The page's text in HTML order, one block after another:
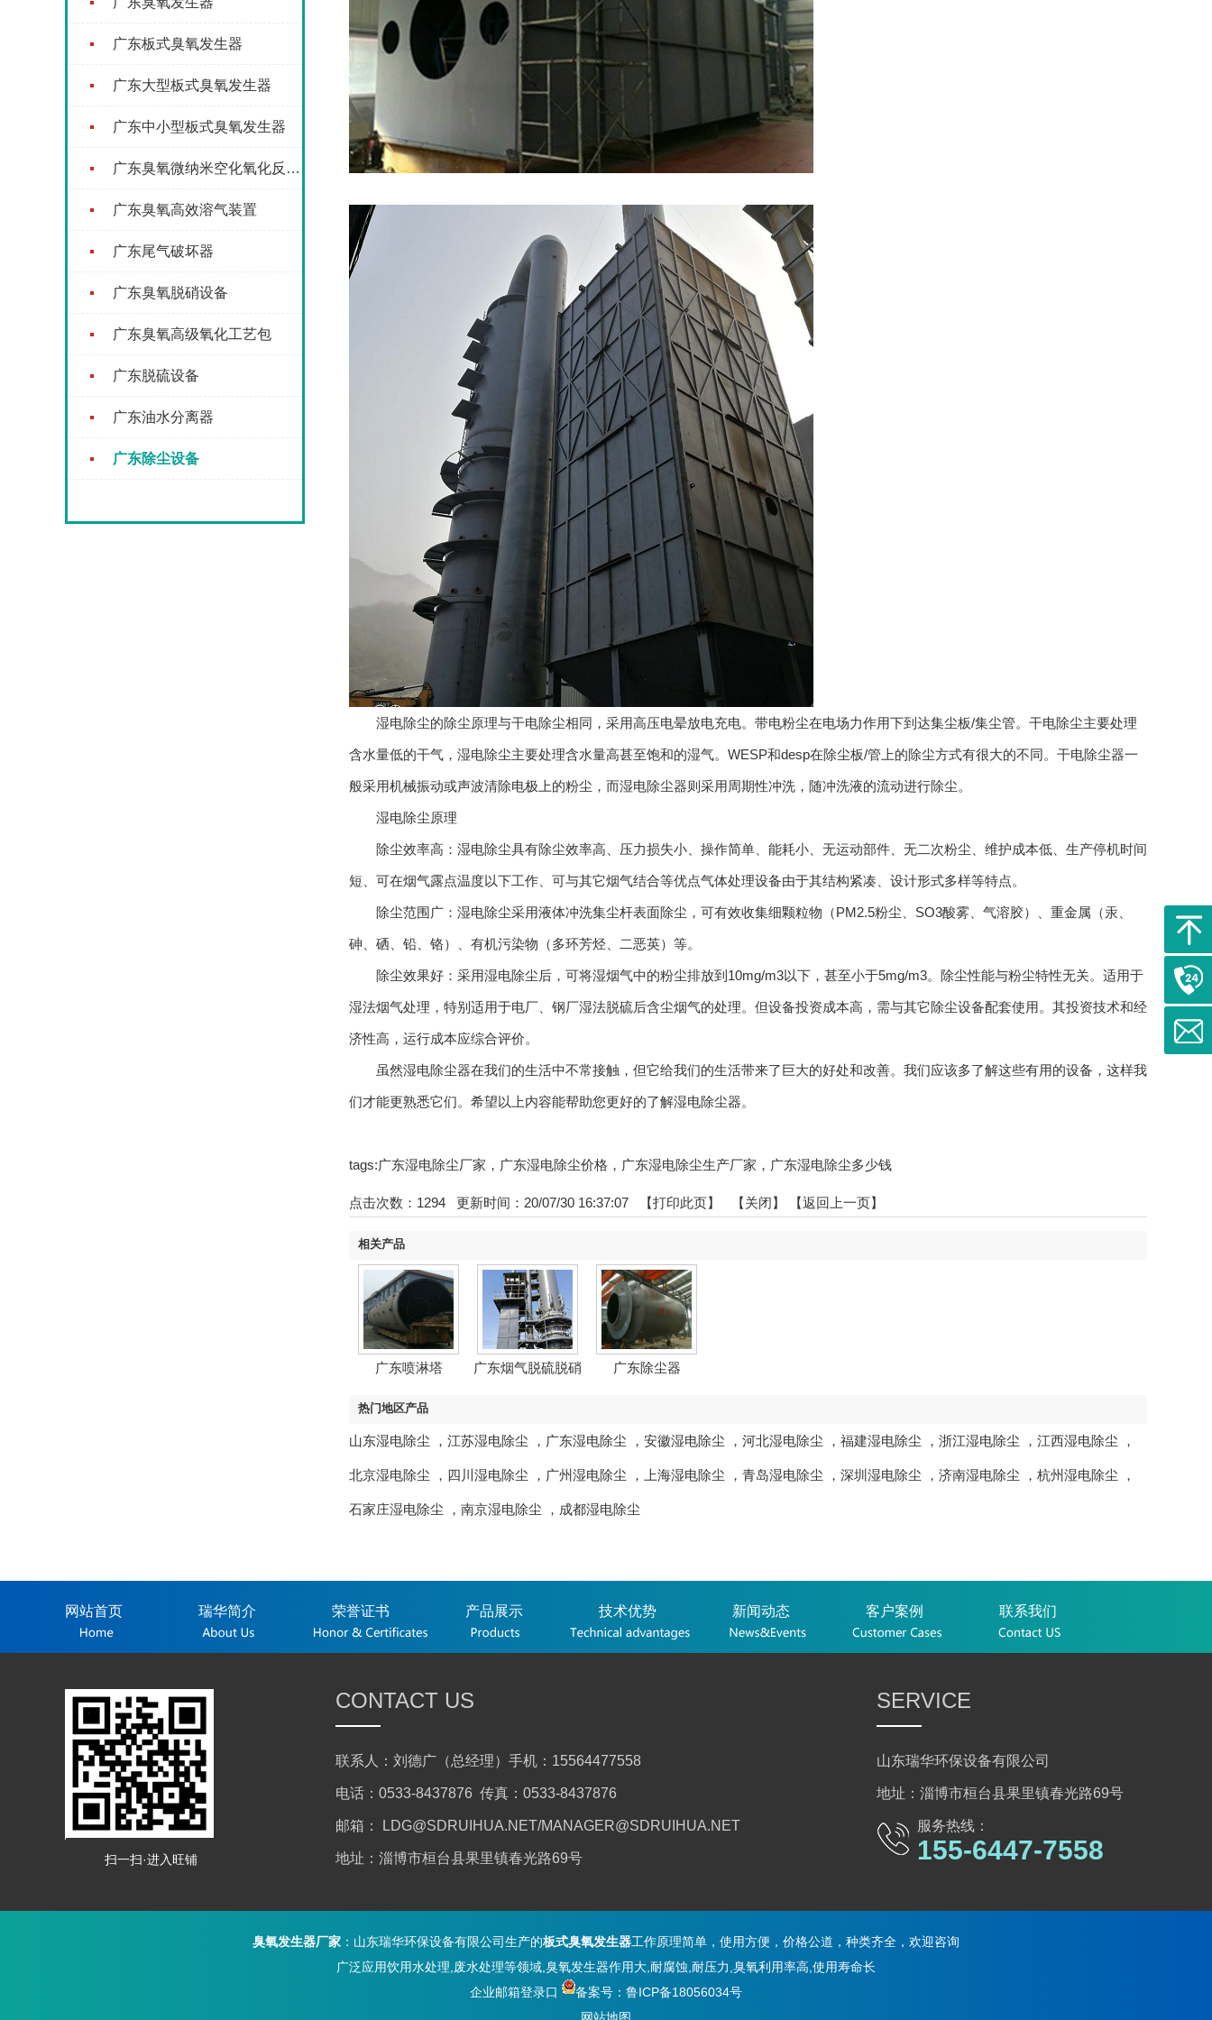
广东板式臭氧发生器
广东大型板式臭氧发生器
广东中小型板式臭氧发生器
广东臭氧微纳米空化氧化反应器
广东臭氧高效溶气装置
广东尾气破坏器
广东臭氧脱硝设备
广东臭氧高级氧化工艺包
广东脱硫设备
广东油水分离器
广东除尘设备
湿电除尘的除尘原理与干电除尘相同，采用高压电晕放电充电。带电粉尘在电场力作用下到达集尘板/集尘管。干电除尘主要处理
含水量低的干气，湿电除尘主要处理含水量高甚至饱和的湿气。WESP和desp在除尘板/管上的除尘方式有很大的不同。干电除尘器一
般采用机械振动或声波清除电极上的粉尘，而湿电除尘器则采用周期性冲洗，随冲洗液的流动进行除尘。
湿电除尘原理
除尘效率高：湿电除尘具有除尘效率高、压力损失小、操作简单、能耗小、无运动部件、无二次粉尘、维护成本低、生产停机时间
短、可在烟气露点温度以下工作、可与其它烟气结合等优点气体处理设备由于其结构紧凑、设计形式多样等特点。
除尘范围广：湿电除尘采用液体冲洗集尘杆表面除尘，可有效收集细颗粒物（PM2.5粉尘、SO3酸雾、气溶胶）、重金属（汞、
砷、硒、铅、铬）、有机污染物（多环芳烃、二恶英）等。
除尘效果好：采用湿电除尘后，可将湿烟气中的粉尘排放到10mg/m3以下，甚至小于5mg/m3。除尘性能与粉尘特性无关。适用于
湿法烟气处理，特别适用于电厂、钢厂湿法脱硫后含尘烟气的处理。但设备投资成本高，需与其它除尘设备配套使用。其投资技术和经
济性高，运行成本应综合评价。
虽然湿电除尘器在我们的生活中不常接触，但它给我们的生活带来了巨大的好处和改善。我们应该多了解这些有用的设备，这样我
们才能更熟悉它们。希望以上内容能帮助您更好的了解湿电除尘器。
tags:广东湿电除尘厂家，广东湿电除尘价格，广东湿电除尘生产厂家，广东湿电除尘多少钱
点击次数： 1294 更新时间：20/07/30 16:37:07 【打印此页】 【关闭】 【返回上一页】
相关产品
广东喷淋塔
广东烟气脱硫脱硝
广东除尘器
热门地区产品
山东湿电除尘 ， 江苏湿电除尘 ， 广东湿电除尘 ， 安徽湿电除尘 ， 河北湿电除尘 ， 福建湿电除尘 ， 浙江湿电除尘 ， 江西湿电除尘 ，
北京湿电除尘 ， 四川湿电除尘 ， 广州湿电除尘 ， 上海湿电除尘 ， 青岛湿电除尘 ， 深圳湿电除尘 ， 济南湿电除尘 ， 杭州湿电除尘 ，
石家庄湿电除尘 ， 南京湿电除尘 ， 成都湿电除尘
网站首页 瑞华简介 荣誉证书 产品展示 技术优势 新闻动态 客户案例 联系我们
扫一扫·进入旺铺
CONTACT US
联系人：刘德广（总经理）手机：15564477558
电话：0533-8437876 传真：0533-8437876
邮箱： LDG@SDRUIHUA.NET/MANAGER@SDRUIHUA.NET
地址：淄博市桓台县果里镇春光路69号
SERVICE
山东瑞华环保设备有限公司
地址：淄博市桓台县果里镇春光路69号
服务热线：
155-6447-7558
臭氧发生器厂家 ： 山东瑞华环保设备有限公司生产的板式臭氧发生器工作原理简单，使用方便 ，价格公道，种类齐全，欢迎咨询
广泛应用饮用水处理,废水处理等领域,臭氧发生器作用大,耐腐蚀,耐压力,臭氧利用率高,使用寿命长
企业邮箱登录口
备案号：鲁ICP备18056034号